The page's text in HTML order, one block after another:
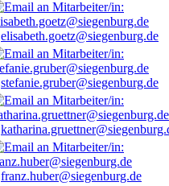
elisabeth.goetz@siegenburg.de
stefanie.gruber@siegenburg.de
franz.huber@siegenburg.de